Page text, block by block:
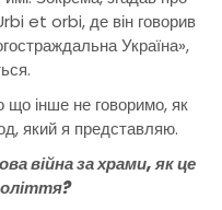
et orbi, де він говорив
Україна»,
що інше не говоримо, як
який я представляю.
війна за храми, як це